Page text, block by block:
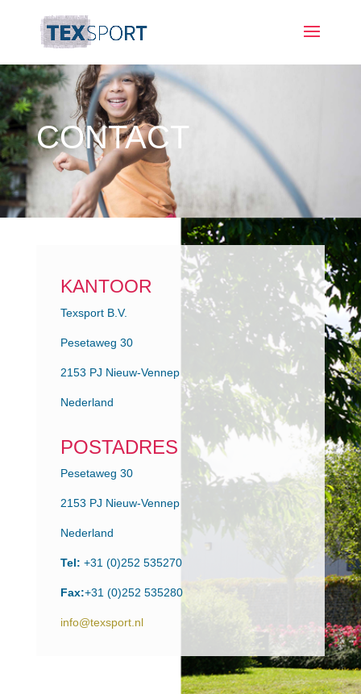
CONTACT
KANTOOR
Texsport B.V.
Pesetaweg 30
2153 PJ Nieuw-Vennep
Nederland
POSTADRES
Pesetaweg 30
2153 PJ Nieuw-Vennep
Nederland
Tel: +31 (0)252 535270
Fax:+31 (0)252 535280
info@texsport.nl